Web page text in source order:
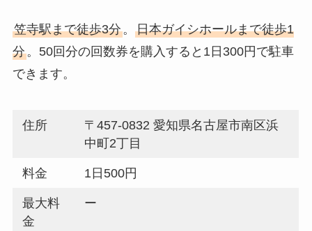
笠寺駅まで徒歩3分。 日本ガイシホールまで徒歩1
分。50回分の回数券を購入すると1日300円で駐車
できます。
住所
〒457-0832 愛知県名古屋市南区浜
中町2丁目
料金 1日500円
最大料
金
ー